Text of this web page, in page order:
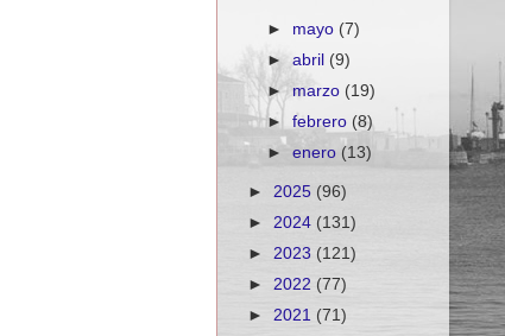
► mayo (7)
►abril (9)
►marzo (19)
►febrero (8)
►enero (13)
► 2025 (96)
► 2024 (131)
► 2023 (121)
► 2022 (77)
► 2021 (71)